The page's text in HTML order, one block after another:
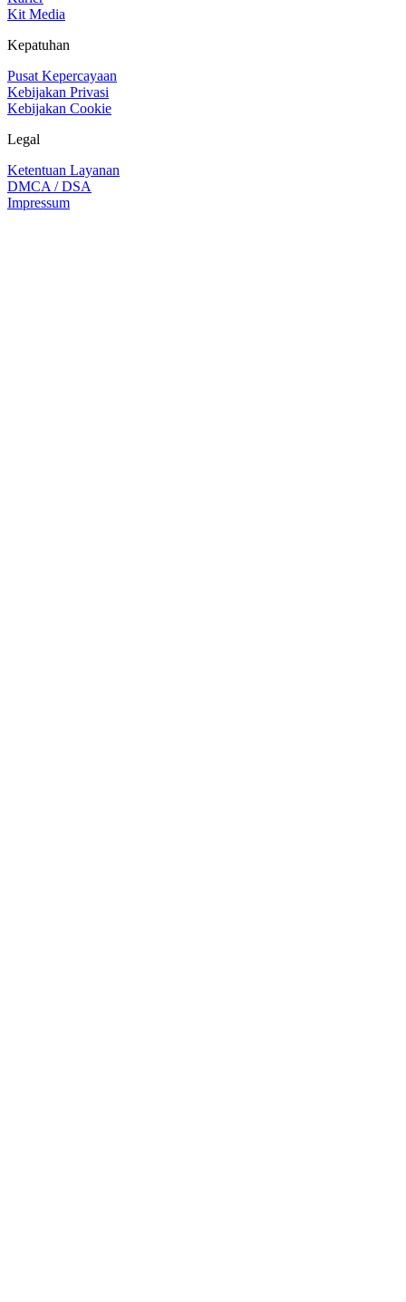
Kit Media
Kepatuhan
Pusat Kepercayaan
Kebijakan Privasi
Kebijakan Cookie
Legal
Ketentuan Layanan
DMCA / DSA
Impressum